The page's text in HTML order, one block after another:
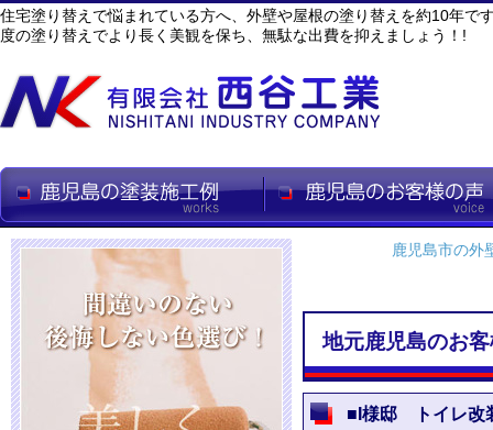
住宅塗り替えで悩まれている方へ、外壁や屋根の塗り替えを約10年で
度の塗り替えでより長く美観を保ち、無駄な出費を抑えましょう！!
鹿児島市の外
地元鹿児島のお
■I様邸 トイレ改